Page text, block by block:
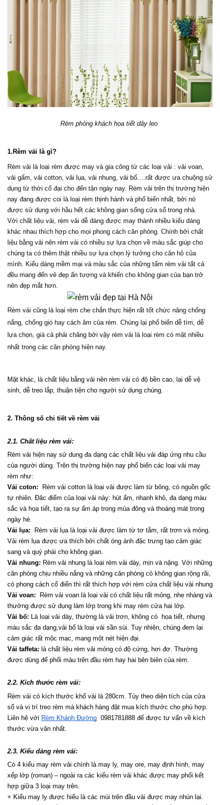
Rèm phòng khách họa tiết dây leo
1.Rèm vải là gì?
Rèm vải là loại rèm được may và gia công từ các loại vải : vải voan,
vải gấm, vải cotton, vải lụa, vải nhung, vải bố….rất được ưa chuộng sử
dụng từ thời cổ đại cho đến tận ngày nay. Rèm vải trên thị trường hiện
nay đang được coi là loại rèm thịnh hành và phổ biến nhất, bởi nó
được sử dụng với hầu hết các không gian sống cửa sổ trong nhà.
Với chất liệu vải, rèm vải dễ dàng được may thành nhiều kiểu dáng
khác nhau thích hợp cho mọi phong cách căn phòng. Chính bởi chất
liệu bằng vải nên rèm vải có nhiều sự lựa chọn về màu sắc giúp cho
chúng ta có thêm thật nhiều sự lựa chọn lý tưởng cho căn hộ của
mình. Kiểu dáng mềm mại và màu sắc của những tấm rèm vải tất cả
đều mang đến vẻ đẹp ấn tượng và khiến cho không gian của bạn trở
nên đẹp mắt hơn.
Rèm vải cũng là loại rèm che chắn thực hiện rất tốt chức năng chống
nắng, chống gió hay cách âm của rèm. Chúng lại phổ biến dễ tìm, dễ
lựa chọn, giá cả phải chăng bởi vậy rèm vải là loại rèm có mặt nhiều
nhất trong các căn phòng hiện nay.
Mặt khác, là chất liệu bằng vải nên rèm vải có độ bền cao, lại dễ vệ
sinh, dễ treo lắp, thuận tiện cho người sử dụng chúng.
2. Thông số chi tiết về rèm vải
2.1. Chất liệu rèm vải:
Rèm vải hiện nay sử dung đa dạng các chất liệu vải đáp ứng nhu cầu
của người dùng. Trên thị trường hiện nay phổ biến các loại vải may
rèm như:
Vải coton: Rèm vải cotton là loại vải được làm từ bông, có nguồn gốc
tự nhiên. Đăc điểm của loại vải này: hút ẩm, nhanh khô, đa dạng màu
sắc và họa tiết, tạo ra sự ấm áp trong mùa đông và thoáng mát trong
ngày hè.
Vải lụa: Rèm vải lụa là loại vải được làm từ tơ tằm, rất trơn và mỏng.
Vải rèm lụa được ưa thích bởi chất óng ánh đặc trưng tạo cảm giác
sang và quý phái cho không gian.
Vải nhung: Rèm vải nhung là loại rèm vải dày, mịn và nặng. Với những
căn phòng chịu nhiều nắng và những căn phòng có không gian rộng rãi,
có phong cách cổ điển thì rất thích hợp với rèm cửa chất liệu vải nhung
Vải voan: Rèm vải voan là loại vải có chất liệu rất mỏng, nhẹ nhàng và
thường được sử dụng làm lớp trong khi may rèm cửa hai lớp.
Vải bố: Là loại vải dày, thường là vải trơn, không có  họa tiết, nhưng
màu sắc đa dạng,vải bố là loại vải sần sùi. Tuy nhiên, chúng đem lại
cảm giác rất mộc mạc, mang một nét hiện đại.
Vải taffeta: là chất liệu rèm vải mỏng có độ cứng, hơi đơ. Thường
được dùng để phối màu trên đầu rèm hay hai bên biên của rèm.
2.2. Kích thước rèm vải:
Rèm vải có kích thước khổ vải là 280cm. Tùy theo diện tích của cửa
sổ và vị trí treo rèm mà khách hàng đặt mua kích thước cho phù hợp.
Liên hệ với Rèm Khánh Đường 0981781888 để được tư vấn về kích
thước vừa vặn nhất.
2.3. Kiểu dáng rèm vải:
Có 4 kiểu may rèm vải chính là may ly, may ore, may định hình, may
xếp lớp (roman) – ngoài ra các kiểu rèm vải khác được may phối kết
hợp giữa 3 loại may trên.
+ Kiểu may ly được hiểu là các múi trên đầu vải được may nhún lại.